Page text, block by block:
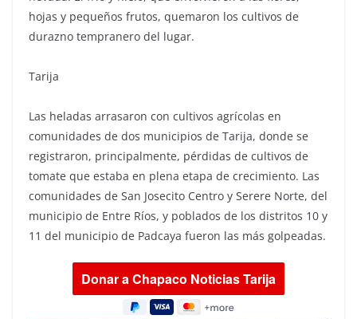
hojas y pequeños frutos, quemaron los cultivos de
durazno tempranero del lugar.
Tarija
Las heladas arrasaron con cultivos agrícolas en
comunidades de dos municipios de Tarija, donde se
registraron, principalmente, pérdidas de cultivos de
tomate que estaba en plena etapa de crecimiento. Las
comunidades de San Josecito Centro y Serere Norte, del
municipio de Entre Ríos, y poblados de los distritos 10 y
11 del municipio de Padcaya fueron las más golpeadas.